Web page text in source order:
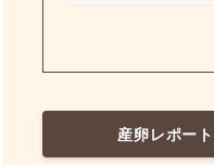
産卵レポー